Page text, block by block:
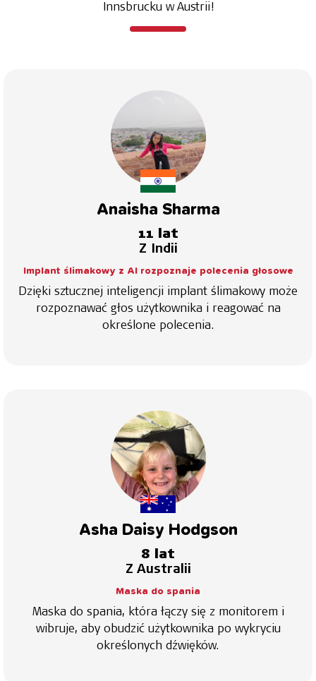
Innsbrucku w Austrii!
Anaisha Sharma
11 lat
Z Indii
Implant ślimakowy z AI rozpoznaje polecenia głosowe
Dzięki sztucznej inteligencji implant ślimakowy może
rozpoznawać głos użytkownika i reagować na
określone polecenia.
Asha Daisy Hodgson
8 lat
Z Australii
Maska do spania
Maska do spania, która łączy się z monitorem i
wibruje, aby obudzić użytkownika po wykryciu
określonych dźwięków.